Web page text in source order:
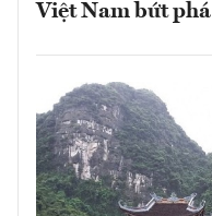
Việt Nam bứt phá